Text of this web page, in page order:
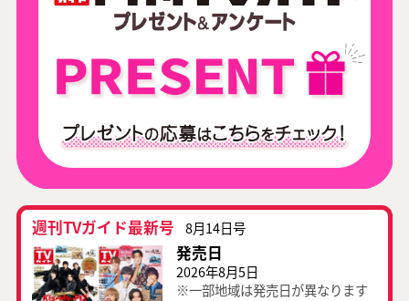
週刊TVガイド最新号 8月14日号
発売日
2026年8月5日
※一部地域は発売日が異なります